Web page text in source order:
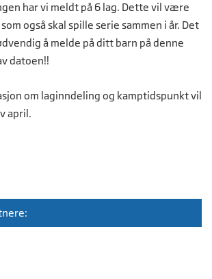
har vi meldt på 6 lag. Dette vil være
også skal spille serie sammen i år. Det
å melde på ditt barn på denne
datoen!!
om laginndeling og kamptidspunkt vil
april.